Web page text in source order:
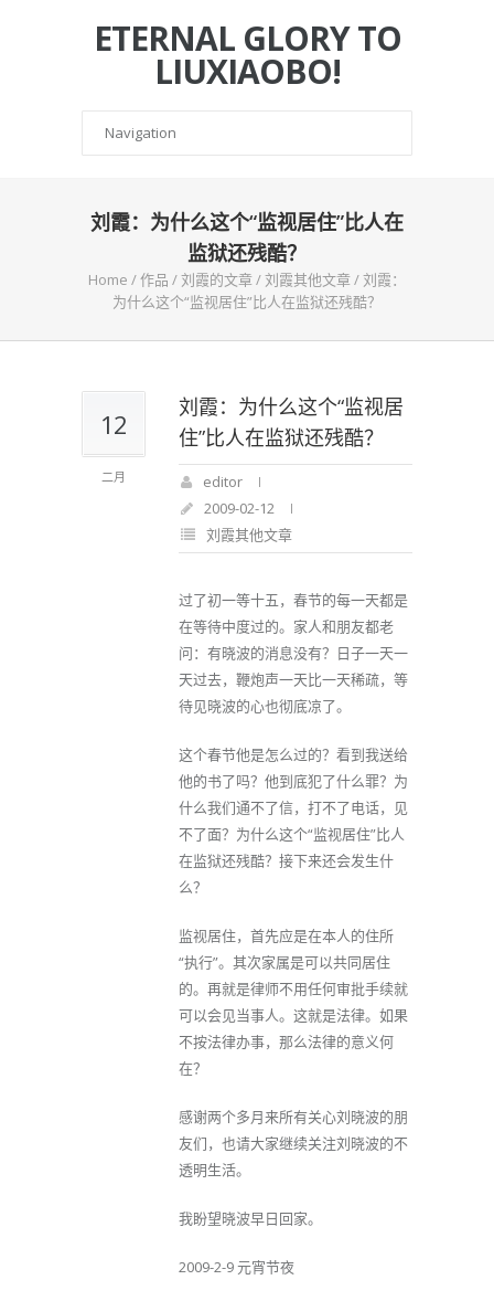
ETERNAL GLORY TO
LIUXIAOBO!
刘霞：为什么这个“监视居住”比人在
监狱还残酷？
Home /作品 /刘霞的文章/刘霞其他文章/刘霞：
为什么这个“监视居住”比人在监狱还残酷？
12
二月
刘霞：为什么这个“监视居
住”比人在监狱还残酷？
editor
2009-02-12
刘霞其他文章
过了初一等十五，春节的每一天都是
在等待中度过的。家人和朋友都老
问：有晓波的消息没有？日子一天一
天过去，鞭炮声一天比一天稀疏，等
待见晓波的心也彻底凉了。
这个春节他是怎么过的？看到我送给
他的书了吗？他到底犯了什么罪？为
什么我们通不了信，打不了电话，见
不了面？为什么这个“监视居住”比人
在监狱还残酷？接下来还会发生什
么？
监视居住，首先应是在本人的住所
“执行”。其次家属是可以共同居住
的。再就是律师不用任何审批手续就
可以会见当事人。这就是法律。如果
不按法律办事，那么法律的意义何
在？
感谢两个多月来所有关心刘晓波的朋
友们，也请大家继续关注刘晓波的不
透明生活。
我盼望晓波早日回家。
2009-2-9 元宵节夜